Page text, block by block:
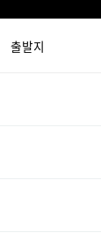
출발지